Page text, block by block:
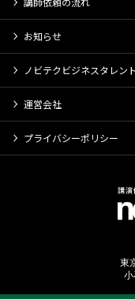
お知らせ
ノビテクビジネスタレント
運営会社
プライバシーポリシー
東